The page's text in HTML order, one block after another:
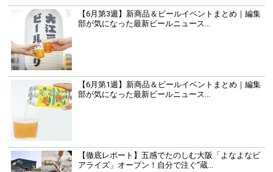
【6月第3週】新商品＆ビールイベントまとめ｜編集
部が気になった最新ビールニュース...
【6月第1週】新商品＆ビールイベントまとめ｜編集
部が気になった最新ビールニュース...
【徹底レポート】五感でたのしむ大阪「よなよなビ
アライズ」オープン！自分で注ぐ“蔵...